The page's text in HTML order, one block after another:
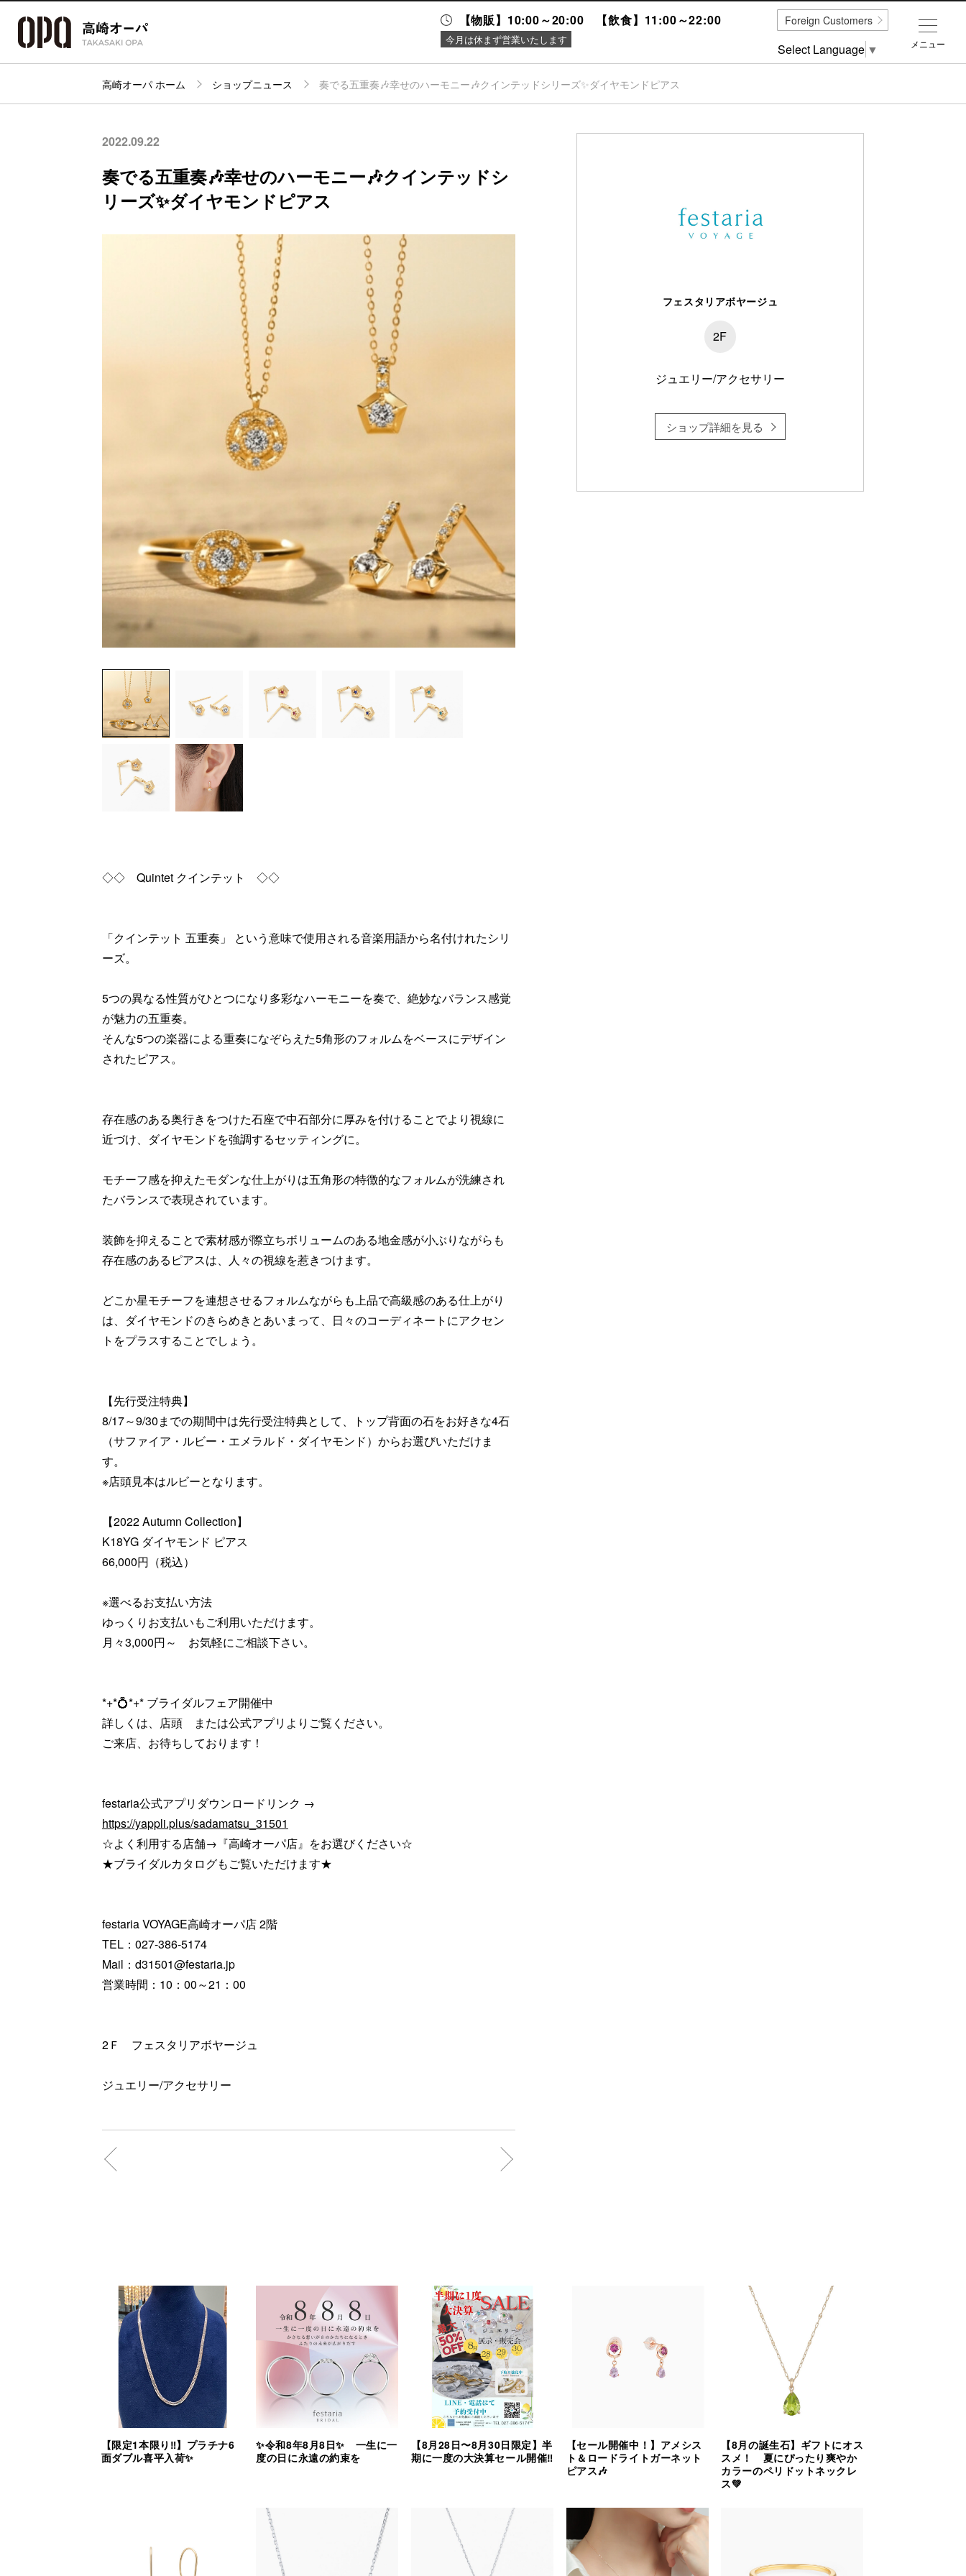
【物販】10:00～20:00 【飲食】11:00～22:00
今月は休まず営業いたします
パーキング
ニュース＆
イベント
高崎オーパ ホーム ショップニュース 奏でる五重奏🎶幸せのハーモニー🎶クインテッドシリーズ✨ダイヤモンドピアス
2022.09.22
奏でる五重奏🎶幸せのハーモニー🎶クインテッドシ
リーズ✨ダイヤモンドピアス
◇◇ Quintet クインテット ◇◇
「クインテット 五重奏」 という意味で使用される音楽用語から名付けれたシリ
ーズ。
5つの異なる性質がひとつになり多彩なハーモニーを奏で、絶妙なバランス感覚
が魅力の五重奏。
そんな5つの楽器による重奏になぞらえた5角形のフォルムをベースにデザイン
されたピアス。
存在感のある奥行きをつけた石座で中石部分に厚みを付けることでより視線に
近づけ、ダイヤモンドを強調するセッティングに。
モチーフ感を抑えたモダンな仕上がりは五角形の特徴的なフォルムが洗練され
たバランスで表現されています。
装飾を抑えることで素材感が際立ちボリュームのある地金感が小ぶりながらも
存在感のあるピアスは、人々の視線を惹きつけます。
どこか星モチーフを連想させるフォルムながらも上品で高級感のある仕上がり
は、ダイヤモンドのきらめきとあいまって、日々のコーディネートにアクセン
トをプラスすることでしょう。
【先行受注特典】
8/17～9/30までの期間中は先行受注特典として、トップ背面の石をお好きな4石
（サファイア・ルビー・エメラルド・ダイヤモンド）からお選びいただけま
す。
※店頭見本はルビーとなります。
【2022 Autumn Collection】
K18YG ダイヤモンド ピアス
66,000円（税込）
※選べるお支払い方法
ゆっくりお支払いもご利用いただけます。
月々3,000円～ お気軽にご相談下さい。
*+*💍*+* ブライダルフェア開催中
詳しくは、店頭 または公式アプリよりご覧ください。
ご来店、お待ちしております！
festaria公式アプリダウンロードリンク →
https://yappli.plus/sadamatsu_31501
☆よく利用する店舗→『高崎オーパ店』をお選びください☆
★ブライダルカタログもご覧いただけます★
festaria VOYAGE高崎オーパ店 2階
TEL：027-386-5174
Mail：d31501@festaria.jp
営業時間：10：00～21：00
2Ｆ フェスタリアボヤージュ
ジュエリー/アクセサリー
フェスタリアボヤージュ
2F
ジュエリー/アクセサリー
ショップ詳細を見る
【限定1本限り‼︎】プラチナ6
面ダブル喜平入荷✨
✨令和8年8月8日✨ 一生に一
度の日に永遠の約束を
【8月28日〜8月30日限定】半
期に一度の大決算セール開催‼︎
【セール開催中！】アメシス
ト＆ロードライトガーネット
ピアス🎶
【8月の誕生石】ギフトにオス
スメ！ 夏にぴったり爽やか
カラーのペリドットネックレ
ス💚
メニュー
Foreign Customers
Select Language ▼